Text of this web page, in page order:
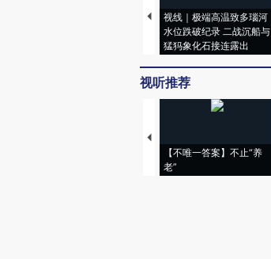
视线｜极端高温致多瑙河
水位跌破纪录 二战沉船与
猛犸象化石接连露出
视听推荐
【不唯一答案】不止“养
老”